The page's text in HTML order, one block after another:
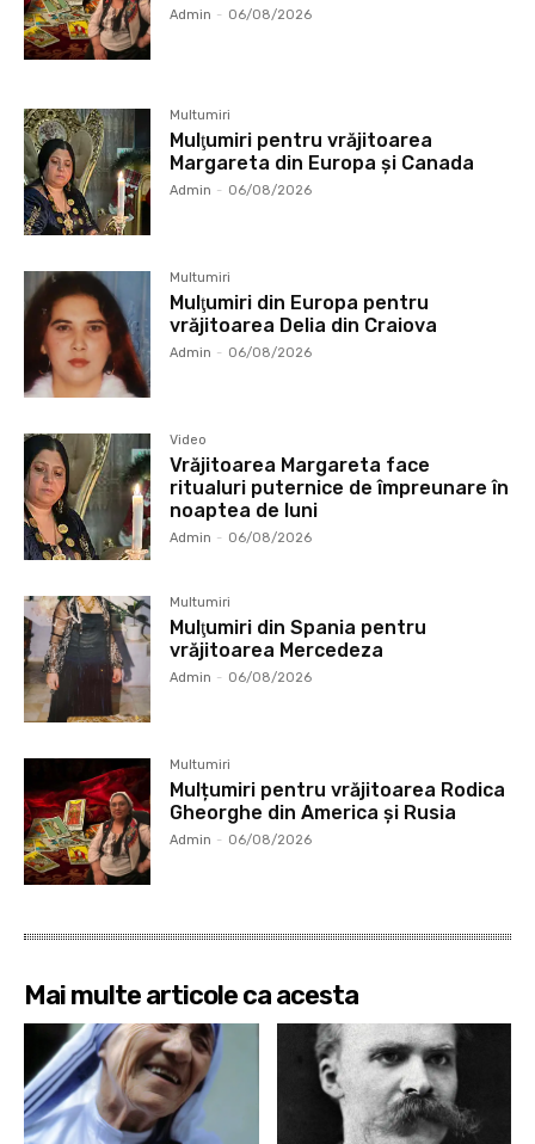
Admin - 06/08/2026
Multumiri
Mulţumiri pentru vrăjitoarea
Margareta din Europa și Canada
Admin - 06/08/2026
Multumiri
Mulţumiri din Europa pentru
vrăjitoarea Delia din Craiova
Admin - 06/08/2026
Video
Vrăjitoarea Margareta face
ritualuri puternice de împreunare în
noaptea de luni
Admin - 06/08/2026
Multumiri
Mulţumiri din Spania pentru
vrăjitoarea Mercedeza
Admin - 06/08/2026
Multumiri
Mulțumiri pentru vrăjitoarea Rodica
Gheorghe din America și Rusia
Admin - 06/08/2026
Mai multe articole ca acesta